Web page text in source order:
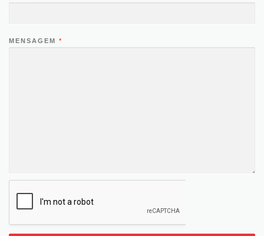
MENSAGEM *